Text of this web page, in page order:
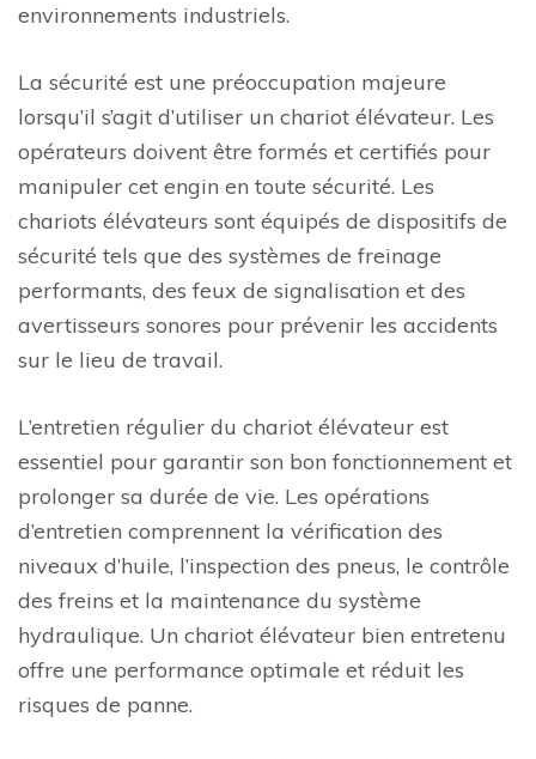
environnements industriels.
La sécurité est une préoccupation majeure
lorsqu’il s’agit d’utiliser un chariot élévateur. Les
opérateurs doivent être formés et certifiés pour
manipuler cet engin en toute sécurité. Les
chariots élévateurs sont équipés de dispositifs de
sécurité tels que des systèmes de freinage
performants, des feux de signalisation et des
avertisseurs sonores pour prévenir les accidents
sur le lieu de travail.
L’entretien régulier du chariot élévateur est
essentiel pour garantir son bon fonctionnement et
prolonger sa durée de vie. Les opérations
d’entretien comprennent la vérification des
niveaux d’huile, l’inspection des pneus, le contrôle
des freins et la maintenance du système
hydraulique. Un chariot élévateur bien entretenu
offre une performance optimale et réduit les
risques de panne.